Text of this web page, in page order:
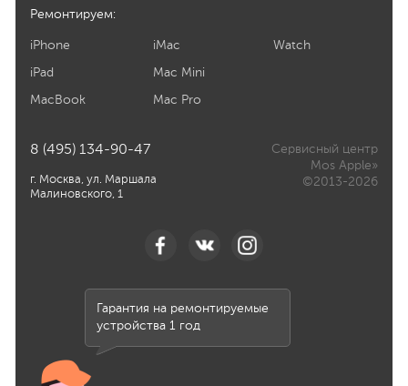
Ремонтируем:
iPhone
iPad
MacBook
iMac
Mac Mini
Mac Pro
Watch
8 (495) 134-90-47
г. Москва, ул. Маршала
Малиновского, 1
Сервисный центр
Mos Apple»
©2013-2026
Гарантия на ремонтируемые
устройства 1 год